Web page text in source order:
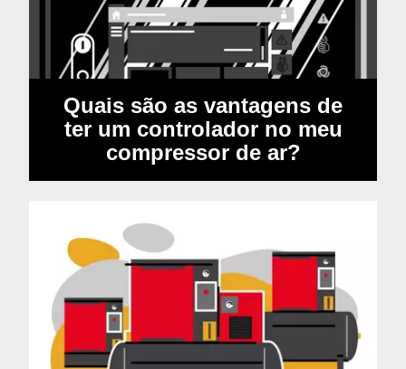
Quais são as vantagens de
ter um controlador no meu
compressor de ar?